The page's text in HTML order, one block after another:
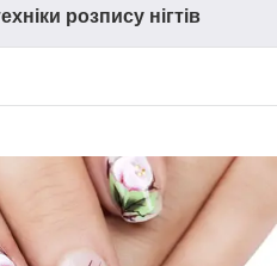
розпису нігтів